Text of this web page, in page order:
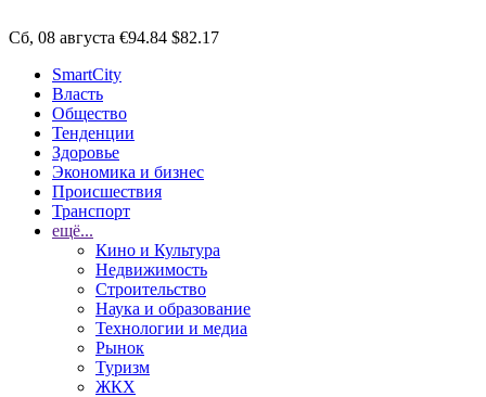
Сб, 08 августа €94.84 $82.17
SmartCity
Власть
Общество
Тенденции
Здоровье
Экономика и бизнес
Происшествия
Транспорт
ещё...
Кино и Культура
Недвижимость
Строительство
Наука и образование
Технологии и медиа
Рынок
Туризм
ЖКХ